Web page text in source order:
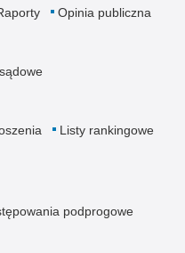
Opinia publiczna
Listy rankingowe
podprogowe